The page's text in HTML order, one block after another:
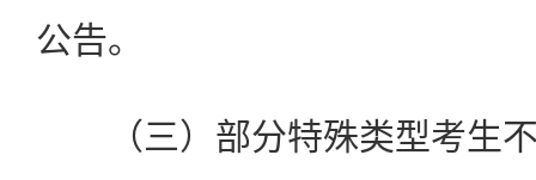
公告。
（三）部分特殊类型考生不